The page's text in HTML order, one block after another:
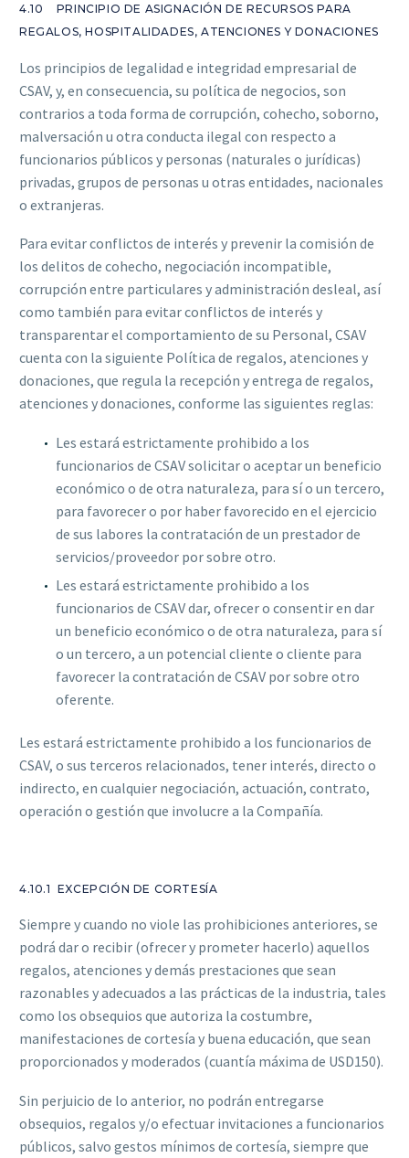
4.10 PRINCIPIO DE ASIGNACIÓN DE RECURSOS PARA
REGALOS, HOSPITALIDADES, ATENCIONES Y DONACIONES
Los principios de legalidad e integridad empresarial de
CSAV, y, en consecuencia, su política de negocios, son
contrarios a toda forma de corrupción, cohecho, soborno,
malversación u otra conducta ilegal con respecto a
funcionarios públicos y personas (naturales o jurídicas)
privadas, grupos de personas u otras entidades, nacionales
o extranjeras.
Para evitar conflictos de interés y prevenir la comisión de
los delitos de cohecho, negociación incompatible,
corrupción entre particulares y administración desleal, así
como también para evitar conflictos de interés y
transparentar el comportamiento de su Personal, CSAV
cuenta con la siguiente Política de regalos, atenciones y
donaciones, que regula la recepción y entrega de regalos,
atenciones y donaciones, conforme las siguientes reglas:
Les estará estrictamente prohibido a los
funcionarios de CSAV solicitar o aceptar un beneficio
económico o de otra naturaleza, para sí o un tercero,
para favorecer o por haber favorecido en el ejercicio
de sus labores la contratación de un prestador de
servicios/proveedor por sobre otro.
Les estará estrictamente prohibido a los
funcionarios de CSAV dar, ofrecer o consentir en dar
un beneficio económico o de otra naturaleza, para sí
o un tercero, a un potencial cliente o cliente para
favorecer la contratación de CSAV por sobre otro
oferente.
Les estará estrictamente prohibido a los funcionarios de
CSAV, o sus terceros relacionados, tener interés, directo o
indirecto, en cualquier negociación, actuación, contrato,
operación o gestión que involucre a la Compañía.
4.10.1 EXCEPCIÓN DE CORTESÍA
Siempre y cuando no viole las prohibiciones anteriores, se
podrá dar o recibir (ofrecer y prometer hacerlo) aquellos
regalos, atenciones y demás prestaciones que sean
razonables y adecuados a las prácticas de la industria, tales
como los obsequios que autoriza la costumbre,
manifestaciones de cortesía y buena educación, que sean
proporcionados y moderados (cuantía máxima de USD150).
Sin perjuicio de lo anterior, no podrán entregarse
obsequios, regalos y/o efectuar invitaciones a funcionarios
públicos, salvo gestos mínimos de cortesía, siempre que